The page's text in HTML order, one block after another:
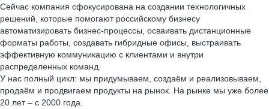
Сейчас компания сфокусирована на создании технологичных
решений, которые помогают российскому бизнесу
автоматизировать бизнес-процессы, осваивать дистанционные
форматы работы, создавать гибридные офисы, выстраивать
эффективную коммуникацию с клиентами и внутри
распределенных команд.
У нас полный цикл: мы придумываем, создаём и реализовываем,
продаём и продвигаем продукты на рынок. На рынке мы уже более
20 лет – с 2000 года.